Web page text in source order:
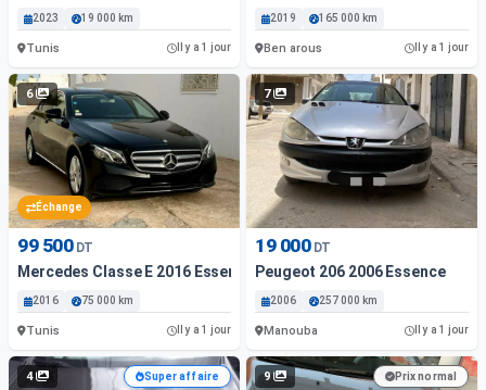
2023 19 000 km
Tunis Il y a 1 jour
2019 165 000 km
Ben arous Il y a 1 jour
6
Échange
99 500 DT
Mercedes Classe E 2016 Essence
2016 75 000 km
Tunis Il y a 1 jour
7
19 000 DT
Peugeot 206 2006 Essence
2006 257 000 km
Manouba Il y a 1 jour
4 Super affaire 9 Prix normal